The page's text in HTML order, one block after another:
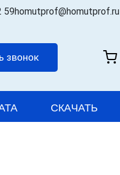
59homutprof@homutprof.ru
звонок
СКАЧАТЬ